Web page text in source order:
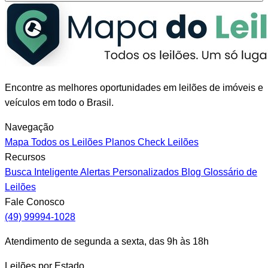
Encontre as melhores oportunidades em leilões de imóveis e
veículos em todo o Brasil.
Navegação
Mapa Todos os Leilões Planos Check Leilões
Recursos
Busca InteligenteAlertas Personalizados Blog Glossário de
Leilões
Fale Conosco
(49) 99994-1028
Atendimento de segunda a sexta, das 9h às 18h